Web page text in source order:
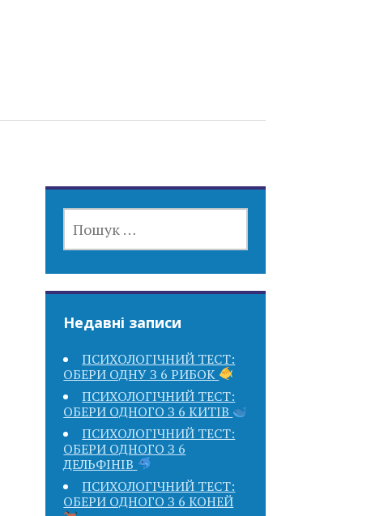
Недавні записи
ПСИХОЛОГІЧНИЙ ТЕСТ:
ОБЕРИ ОДНУ З 6 РИБОК
ПСИХОЛОГІЧНИЙ ТЕСТ:
ОБЕРИ ОДНОГО З 6 КИТІВ
ПСИХОЛОГІЧНИЙ ТЕСТ:
ОБЕРИ ОДНОГО З 6
ДЕЛЬФІНІВ
ПСИХОЛОГІЧНИЙ ТЕСТ:
ОБЕРИ ОДНОГО З 6 КОНЕЙ